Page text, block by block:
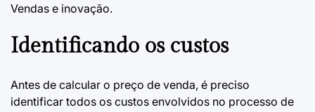
Vendas e inovação.
Identificando os custos
Antes de calcular o preço de venda, é preciso
identificar todos os custos envolvidos no processo de